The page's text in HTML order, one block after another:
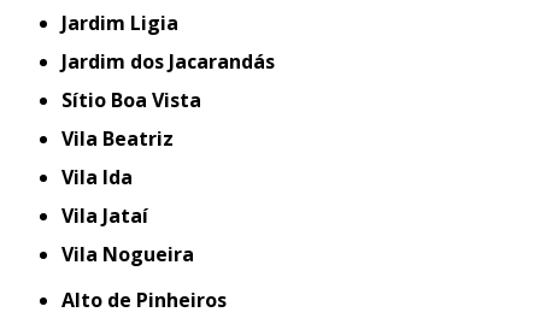
Jardim Ligia
Jardim dos Jacarandás
Sítio Boa Vista
Vila Beatriz
Vila Ida
Vila Jataí
Vila Nogueira
Alto de Pinheiros